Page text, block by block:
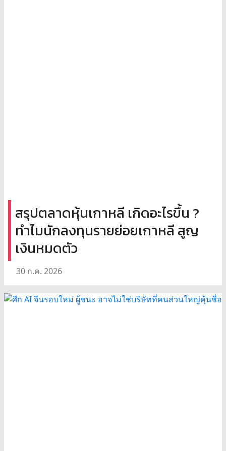
สรุปตลาดหุ้นเกาหลี เกิดอะไรขึ้น ?
ทำไมนักลงทุนรายย่อยเกาหลี สูญ
เงินหมดตัว
30 ก.ค. 2026